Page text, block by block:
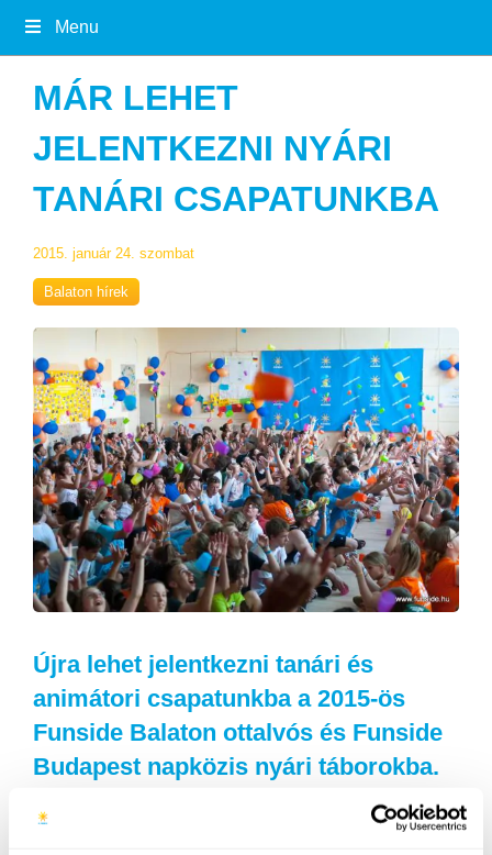
Menu
MÁR LEHET
JELENTKEZNI NYÁRI
TANÁRI CSAPATUNKBA
2015. január 24. szombat
Balaton hírek
Újra lehet jelentkezni tanári és
animátori csapatunkba a 2015-ös
Funside Balaton ottalvós és Funside
Budapest napközis nyári táborokba.
Közel 20-féle pozícióban nyitottuk meg a jelentkezést